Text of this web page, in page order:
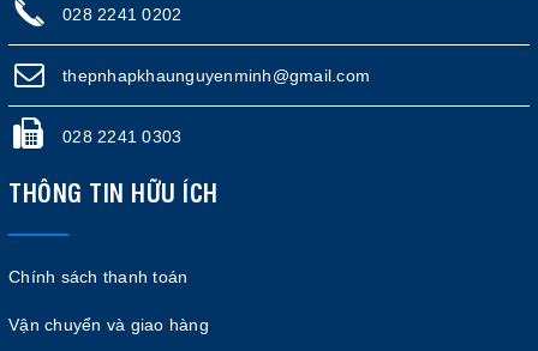
028 2241 0202
thepnhapkhaunguyenminh@gmail.com
028 2241 0303
THÔNG TIN HỮU ÍCH
Chính sách thanh toán
Vận chuyển và giao hàng